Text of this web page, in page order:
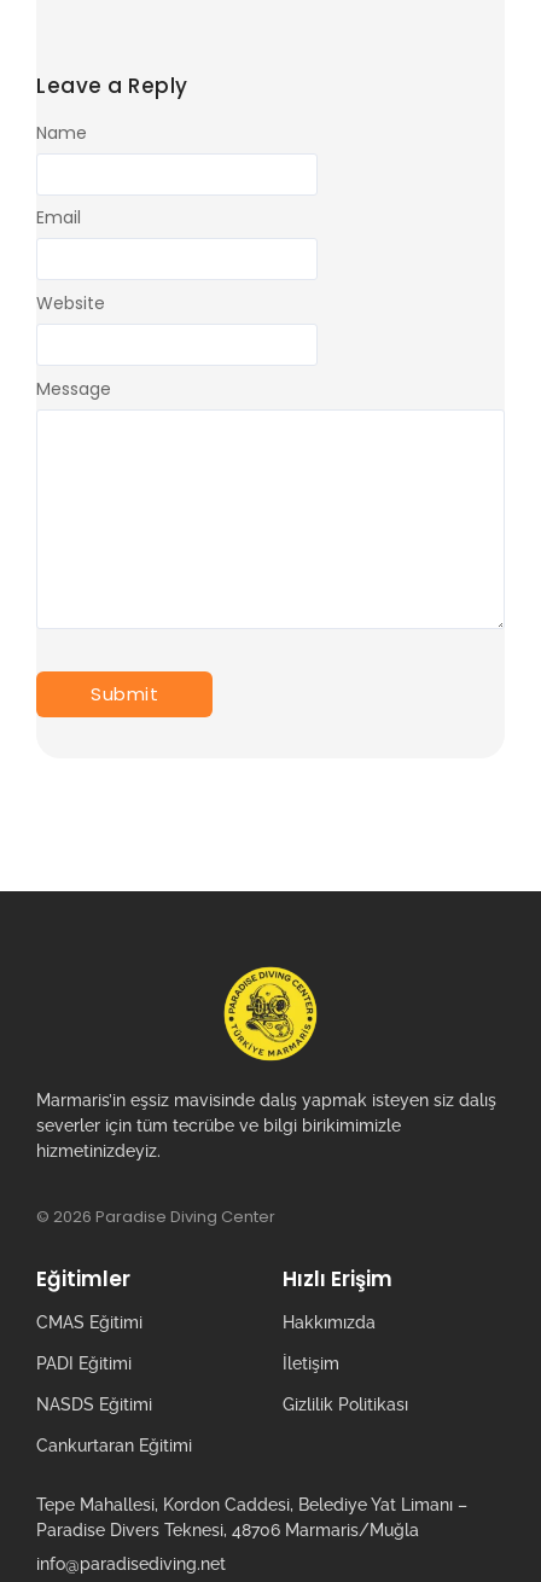
Leave a Reply
Message
Name
Email
Website
Marmaris’in eşsiz mavisinde dalış yapmak isteyen siz dalış
severler için tüm tecrübe ve bilgi birikimimizle
hizmetinizdeyiz.
© 2026 Paradise Diving Center
Eğitimler
CMAS Eğitimi
PADI Eğitimi
NASDS Eğitimi
Cankurtaran Eğitimi
Hızlı Erişim
Hakkımızda
İletişim
Gizlilik Politikası
Tepe Mahallesi, Kordon Caddesi, Belediye Yat Limanı –
Paradise Divers Teknesi, 48706 Marmaris/Muğla
info@paradisediving.net